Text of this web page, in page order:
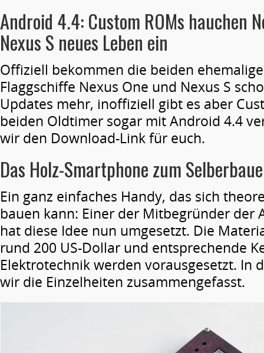
Android 4.4: Custom ROMs hauchen
Nexus S neues Leben ein
Offiziell bekommen die beiden
Flaggschiffe Nexus One und Nexus S
Updates mehr, inoffiziell gibt es aber
beiden Oldtimer sogar mit Android 4.4
wir den Download-Link für euch.
Das Holz-Smartphone zum
Ein ganz einfaches Handy, das sich
bauen kann: Einer der Mitbegründer der
hat diese Idee nun umgesetzt. Die
rund 200 US-Dollar und entsprechende
Elektrotechnik werden vorausgesetzt. In
wir die Einzelheiten zusammengefasst.